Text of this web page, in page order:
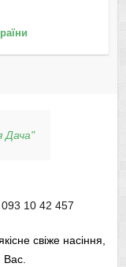
Дача"
093 10 42 457
свіже насіння,
Вас.